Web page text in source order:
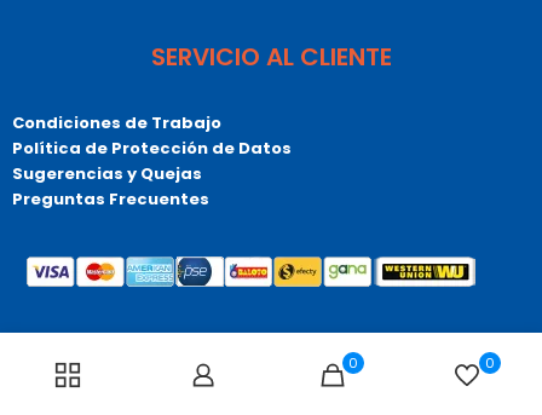
0 0
SERVICIO AL CLIENTE
Condiciones de Trabajo
Política de Protección de Datos
Sugerencias y Quejas
Preguntas Frecuentes
reservados. Bogotá – Colombia – Sur América.